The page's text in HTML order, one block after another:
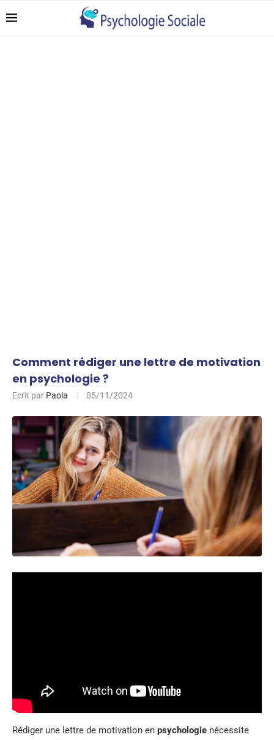
Comment rédiger une lettre de motivation
en psychologie ?
Ecrit par Paola 05/11/2024
Rédiger une lettre de motivation en psychologie nécessite